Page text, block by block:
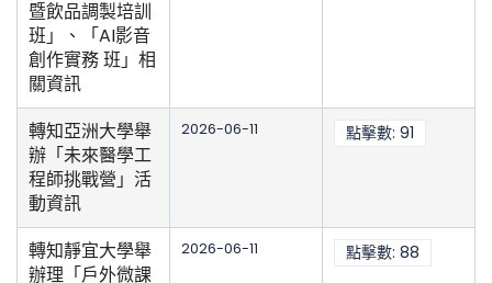
暨飲品調製培訓
班」、「AI影音
創作實務 班」相
關資訊
轉知亞洲大學舉
辦「未來醫學工
程師挑戰營」活
動資訊
2026-06-11 點擊數: 91
轉知靜宜大學舉
辦理「戶外微課
2026-06-11 點擊數: 88